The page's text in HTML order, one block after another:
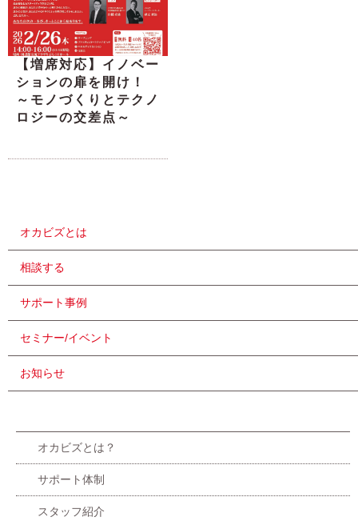
【増席対応】イノベー
ションの扉を開け！
～モノづくりとテクノ
ロジーの交差点～
オカビズとは
相談する
サポート事例
セミナー/イベント
お知らせ
オカビズとは？
サポート体制
スタッフ紹介